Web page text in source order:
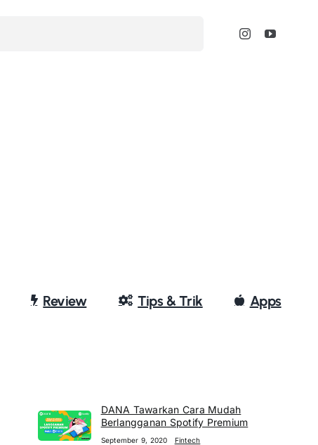
Review Tips & Trik Apps
DANA Tawarkan Cara Mudah
Berlangganan Spotify Premium
September 9, 2020 Fintech